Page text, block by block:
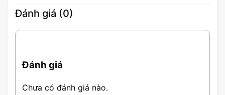
Đánh giá (0)
Đánh giá
Chưa có đánh giá nào.